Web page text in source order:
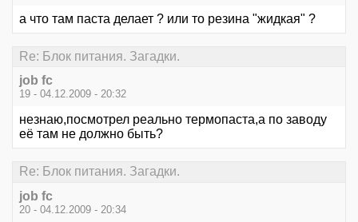
а что там паста делает ? или то резина "жидкая" ?
Re: Блок питания. Загадки.
job fc
19 - 04.12.2009 - 20:32
незнаю,посмотрел реально термопаста,а по заводу
её там не должно быть?
Re: Блок питания. Загадки.
job fc
20 - 04.12.2009 - 20:34